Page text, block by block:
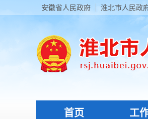
安徽省人民政府 淮北市人民政
首页 工